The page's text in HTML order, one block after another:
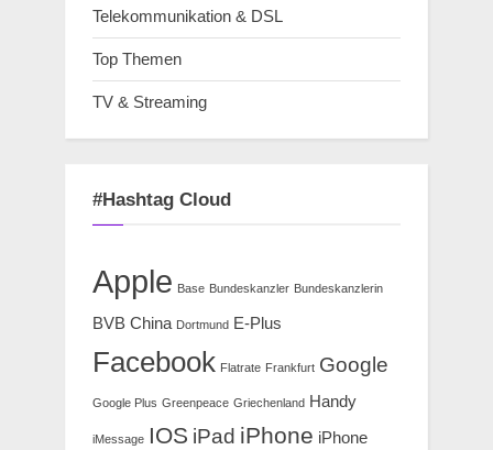
Telekommunikation & DSL
Top Themen
TV & Streaming
#Hashtag Cloud
Apple Base Bundeskanzler Bundeskanzlerin
BVB China Dortmund E-Plus
Facebook Flatrate Frankfurt Google
Google Plus Greenpeace Griechenland Handy
iMessage IOS iPad iPhone iPhone